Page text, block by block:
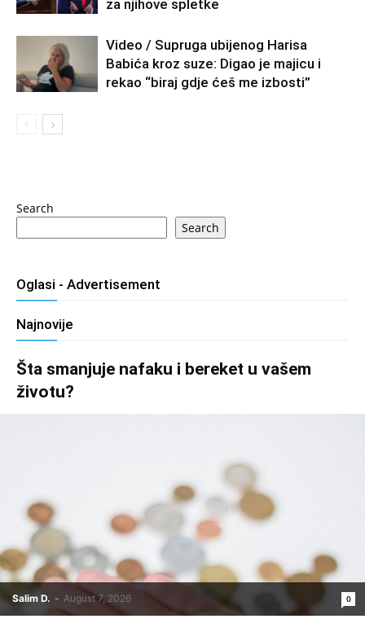
za njihove spletke
Video / Supruga ubijenog Harisa
Babića kroz suze: Digao je majicu i
rekao “biraj gdje ćeš me izbosti”
Search
Search
Oglasi - Advertisement
Najnovije
Šta smanjuje nafaku i bereket u vašem
životu?
Salim D. - August 7, 2026 0